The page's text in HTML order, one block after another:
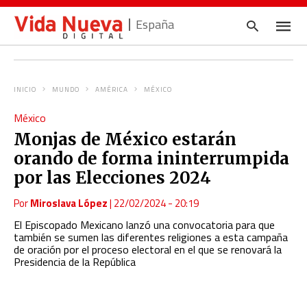
España
pulsa
en
INICIO MUNDO AMÉRICA MÉXICO
México
Monjas de México estarán
orando de forma ininterrumpida
por las Elecciones 2024
PorMiroslava López| 22/02/2024 - 20:19
El Episcopado Mexicano lanzó una convocatoria para que
también se sumen las diferentes religiones a esta campaña
de oración por el proceso electoral en el que se renovará la
Presidencia de la República